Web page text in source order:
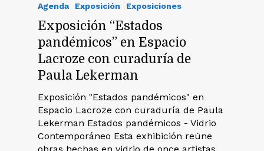
Agenda Exposición Exposiciones
Exposición “Estados
pandémicos” en Espacio
Lacroze con curaduría de
Paula Lekerman
Exposición "Estados pandémicos" en
Espacio Lacroze con curaduría de Paula
Lekerman Estados pandémicos - Vidrio
Contemporáneo Esta exhibición reúne
obras hechas en vidrio de once artistas